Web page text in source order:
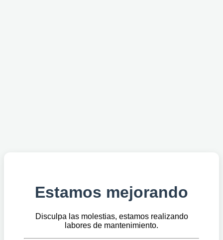
Estamos mejorando
Disculpa las molestias, estamos realizando
labores de mantenimiento.